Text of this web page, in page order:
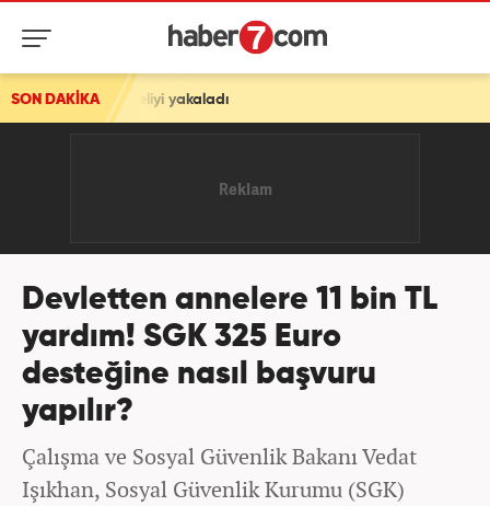
SON DAKİKA
yakaladı
Devletten annelere 11 bin TL
yardım! SGK 325 Euro
desteğine nasıl başvuru
yapılır?
Çalışma ve Sosyal Güvenlik Bakanı Vedat
Işıkhan, Sosyal Güvenlik Kurumu (SGK)